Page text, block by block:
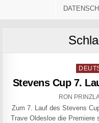
Posted
Stevens Cup 7.
AUTHOR:
RON
Zum 7. Lauf des Stevens
Trave Oldesloe die Premiere